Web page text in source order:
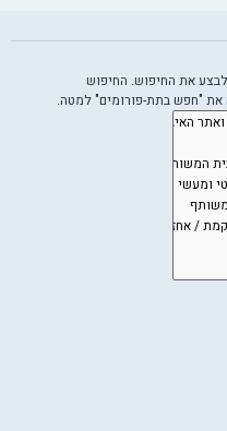
את החיפוש. החיפוש
את "חפש בתת-פורומים" למטה.